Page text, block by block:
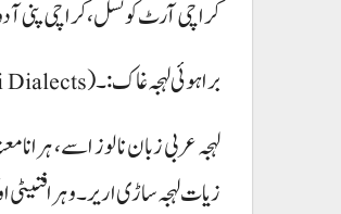
کراچی آرٹ کونسل، کراچی پنی آ
براہوئی لہجہ غاک:۔ (Brahui Dialects)
لہجہ عربی زبان نا لوز اسے،
زیات لہجہ ساڑی اریر۔ و ہرافتیٹی